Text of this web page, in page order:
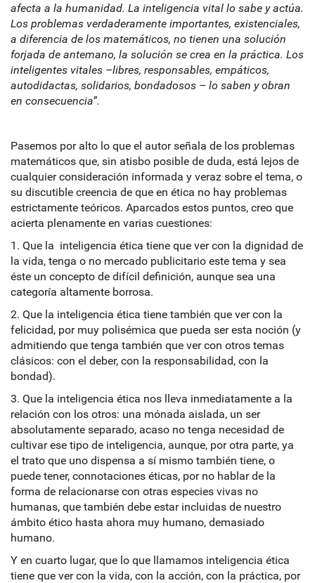
afecta a la humanidad. La inteligencia vital lo sabe y actúa.
Los problemas verdaderamente importantes, existenciales,
a diferencia de los matemáticos, no tienen una solución
forjada de antemano, la solución se crea en la práctica. Los
inteligentes vitales –libres, responsables, empáticos,
autodidactas, solidarios, bondadosos – lo saben y obran
en consecuencia”.
Pasemos por alto lo que el autor señala de los problemas
matemáticos que, sin atisbo posible de duda, está lejos de
cualquier consideración informada y veraz sobre el tema, o
su discutible creencia de que en ética no hay problemas
estrictamente teóricos. Aparcados estos puntos, creo que
acierta plenamente en varias cuestiones:
1. Que la inteligencia ética tiene que ver con la dignidad de
la vida, tenga o no mercado publicitario este tema y sea
éste un concepto de difícil definición, aunque sea una
categoría altamente borrosa.
2. Que la inteligencia ética tiene también que ver con la
felicidad, por muy polisémica que pueda ser esta noción (y
admitiendo que tenga también que ver con otros temas
clásicos: con el deber, con la responsabilidad, con la
bondad).
3. Que la inteligencia ética nos lleva inmediatamente a la
relación con los otros: una mónada aislada, un ser
absolutamente separado, acaso no tenga necesidad de
cultivar ese tipo de inteligencia, aunque, por otra parte, ya
el trato que uno dispensa a sí mismo también tiene, o
puede tener, connotaciones éticas, por no hablar de la
forma de relacionarse con otras especies vivas no
humanas, que también debe estar incluidas de nuestro
ámbito ético hasta ahora muy humano, demasiado
humano.
Y en cuarto lugar, que lo que llamamos inteligencia ética
tiene que ver con la vida, con la acción, con la práctica, por